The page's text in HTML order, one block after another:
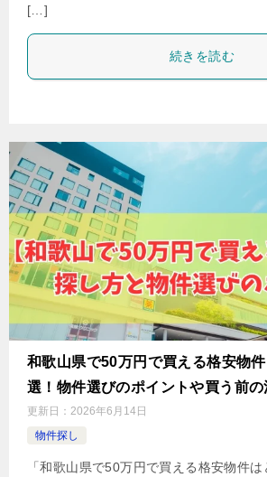
[…]
続きを読む
和歌山県で50万円で買える格安物
選！物件選びのポイントや買う前の
更新日： 2026年6月14日
物件探し
「和歌山県で50万円で買える格安物件